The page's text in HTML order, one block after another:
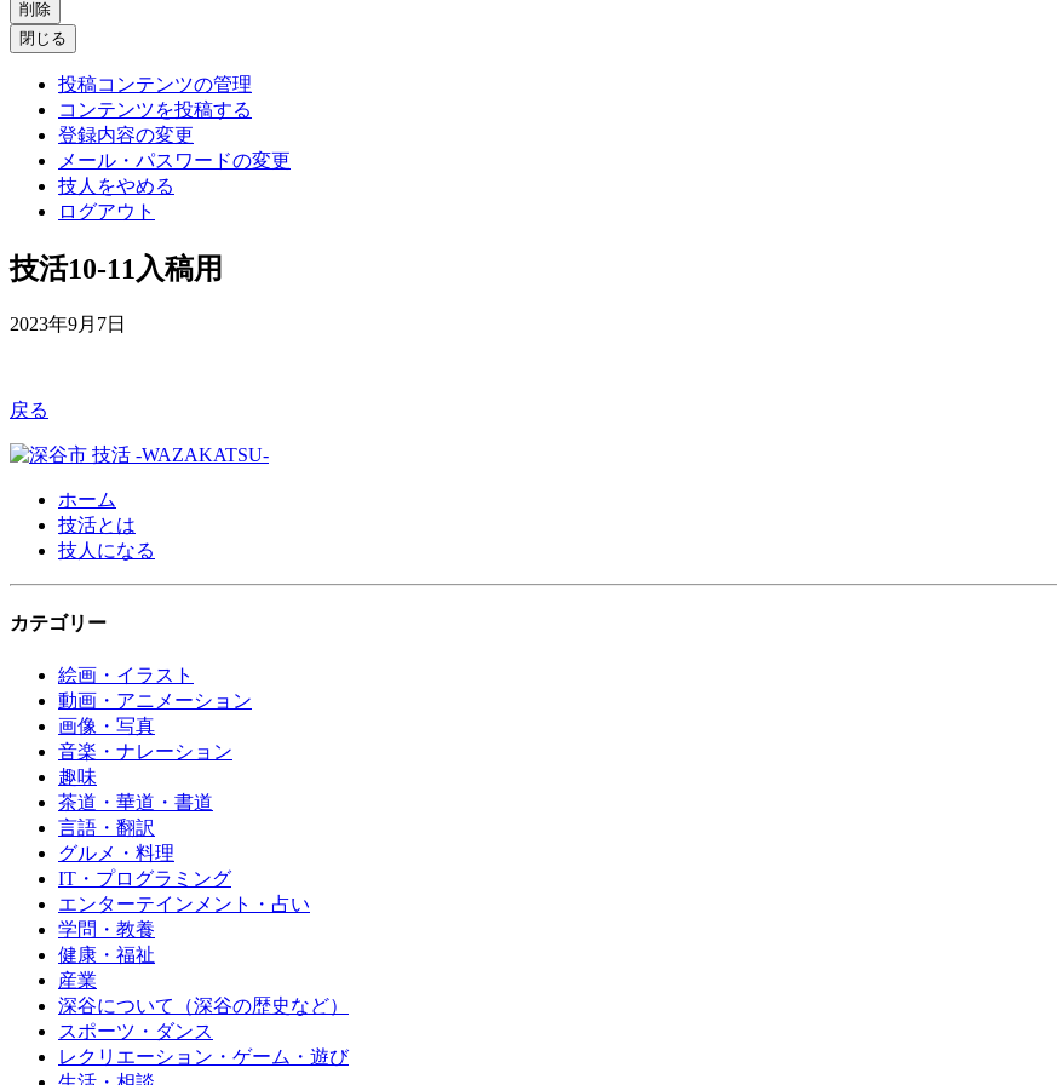
削除
閉じる
投稿コンテンツの管理
コンテンツを投稿する
登録内容の変更
メール・パスワードの変更
技人をやめる
ログアウト
技活10-11入稿用
2023年9月7日
戻る
ホーム
技活とは
技人になる
カテゴリー
絵画・イラスト
動画・アニメーション
画像・写真
音楽・ナレーション
趣味
茶道・華道・書道
言語・翻訳
グルメ・料理
IT・プログラミング
エンターテインメント・占い
学問・教養
健康・福祉
産業
深谷について（深谷の歴史など）
スポーツ・ダンス
レクリエーション・ゲーム・遊び